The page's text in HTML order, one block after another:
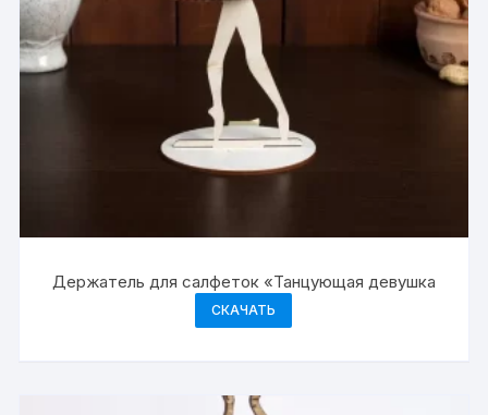
Держатель для салфеток «Танцующая девушка
СКАЧАТЬ